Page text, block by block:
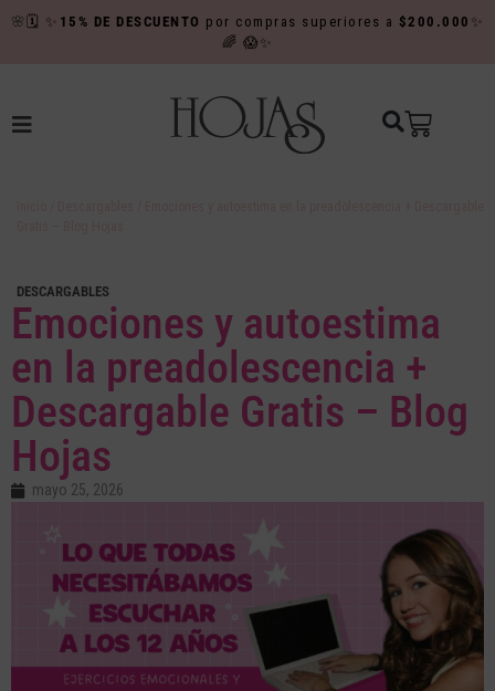
🌸 🗓️ ✨ 15% DE DESCUENTO por compras superiores a $200.000 ✨
🌈 😱✨
DESCARGABLES
Emociones y autoestima
en la preadolescencia +
Descargable Gratis – Blog
Hojas
mayo 25, 2026